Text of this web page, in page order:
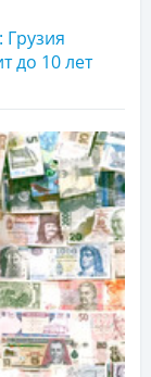
Грузия
до 10 лет